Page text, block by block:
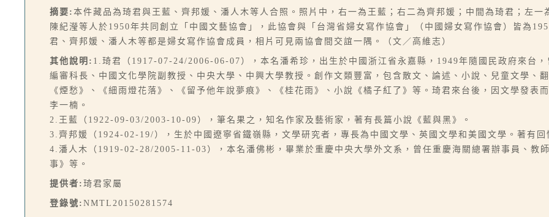
摘要: 本件藏品為琦君與王藍、齊邦媛、潘人木等人合照。照片中，右一為王藍；右二為齊邦媛；中間為琦君；左
陳紀瀅等人於1950年共同創立「中國文藝協會」，此協會與「台灣省婦女寫作協會」（中國婦女寫作協會）皆為
君、齊邦媛、潘人木等都是婦女寫作協會成員，相片可見兩協會間交誼一隅。（文／高維志）
其他說明: 1.琦君（1917-07-24/2006-06-07），本名潘希珍，出生於中國浙江省永嘉縣，1949年隨國民政府來台
編審科長、中國文化學院副教授、中央大學、中興大學教授。創作文類豐富，包含散文、論述、小說、兒童文學、
《煙愁》、《細雨燈花落》、《留予他年說夢痕》、《桂花雨》、小說《橘子紅了》等。琦君來台後，因文學發表
李一楠。
2.王藍（1922-09-03/2003-10-09），筆名果之，知名作家及藝術家，著有長篇小說《藍與黑》。
3.齊邦媛（1924-02-19/），生於中國遼寧省鐵嶺縣，文學研究者，專長為中國文學、英國文學和美國文學。著有
4.潘人木（1919-02-28/2005-11-03），本名潘佛彬，畢業於重慶中央大學外文系，曾任重慶海關總署辦事員、教
事》等。
提供者: 琦君家屬
登錄號: NMTL20150281574